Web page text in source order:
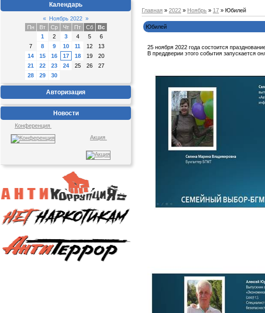
Календарь
« Ноябрь 2022 »
Пн
Вт Ср Чт Пт Сб
Вс
1
2 3 4 5
6
7
8 9 10 11 12
13
14
15 16 17 18 19
20
21
22 23 24 25 26
27
28
29 30
Авторизация
Новости
Конференция
Акция
Главная » 2022 » Ноябрь » 17 » Юбилей
Юбилей
25 ноября 2022 года состоится
В преддверии этого события